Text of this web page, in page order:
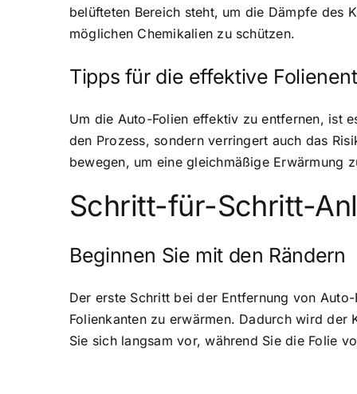
belüfteten Bereich steht, um die Dämpfe des
möglichen Chemikalien zu schützen.
Tipps für die effektive
Um die Auto-Folien effektiv zu entfernen, ist
den Prozess, sondern verringert auch das
bewegen, um eine gleichmäßige Erwärmung
Schritt-für-Schritt-
Beginnen Sie mit den Rändern
Der erste Schritt bei der Entfernung von
Folienkanten zu erwärmen. Dadurch wird der
Sie sich langsam vor, während Sie die Folie